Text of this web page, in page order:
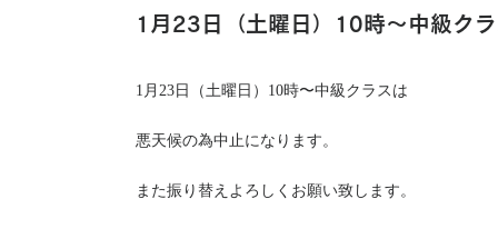
1月23日（土曜日）10時〜中級ク
1月23日（土曜日）10時〜中級クラスは
悪天候の為中止になります。
また振り替えよろしくお願い致します。